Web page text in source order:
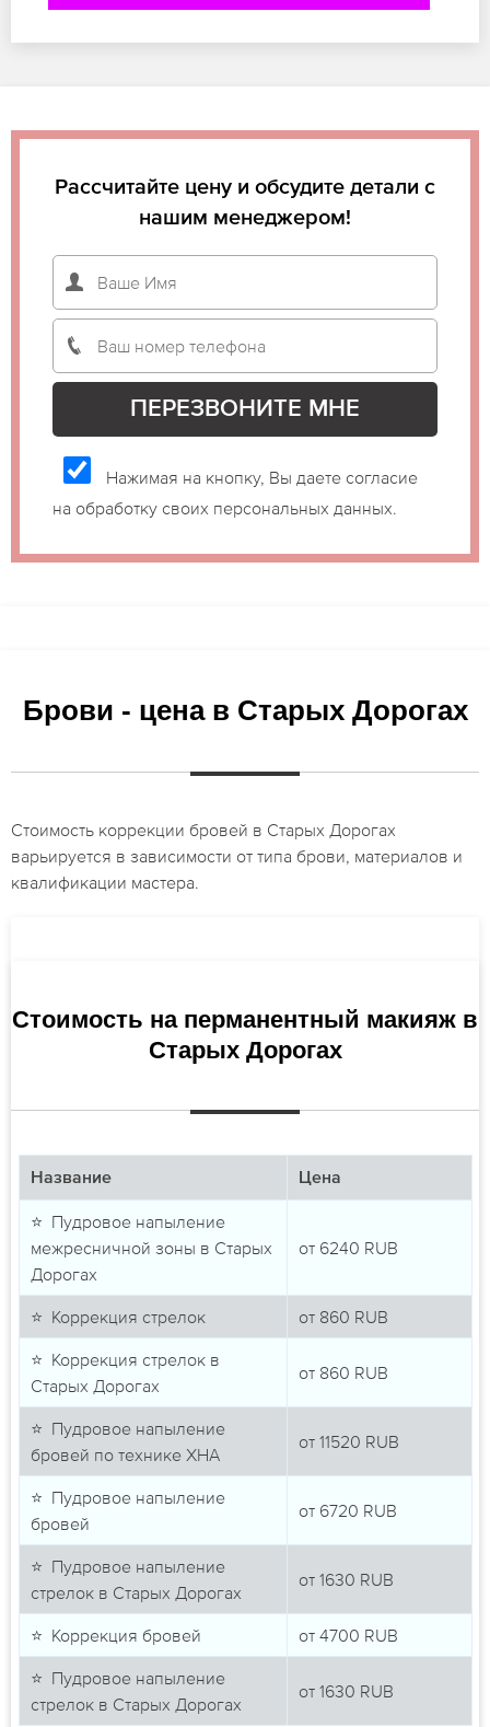
Рассчитайте цену и обсудите детали с
нашим менеджером!
Нажимая на кнопку, Вы даете согласие
на обработку своих персональных данных.
Брови - цена в Старых Дорогах
Стоимость коррекции бровей в Старых Дорогах
варьируется в зависимости от типа брови, материалов и
квалификации мастера.
Стоимость на перманентный макияж в
Старых Дорогах
Название Цена
⭐ Пудровое напыление
межресничной зоны в Старых
Дорогах
от 6240 RUB
⭐ Коррекция стрелок от 860 RUB
⭐ Коррекция стрелок в
Старых Дорогах
от 860 RUB
⭐ Пудровое напыление
бровей по технике ХНА
от 11520 RUB
⭐ Пудровое напыление
бровей
от 6720 RUB
⭐ Пудровое напыление
стрелок в Старых Дорогах
от 1630 RUB
⭐ Коррекция бровей от 4700 RUB
⭐ Пудровое напыление
стрелок в Старых Дорогах
от 1630 RUB